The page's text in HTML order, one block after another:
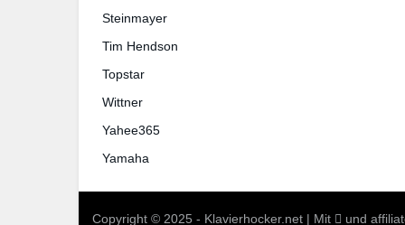
Steinmayer
Tim Hendson
Topstar
Wittner
Yahee365
Yamaha
Copyright © 2025 - Klavierhocker.net | Mit und